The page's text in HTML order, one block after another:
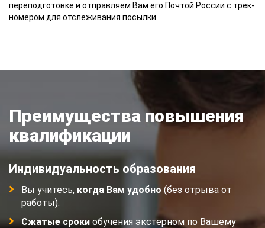
переподготовке и отправляем Вам его Почтой России с трек-
номером для отслеживания посылки.
Преимущества повышения
квалификации
Индивидуальность образования
Вы учитесь, когда Вам удобно (без отрыва от
работы).
Сжатые сроки обучения экстерном по Вашему